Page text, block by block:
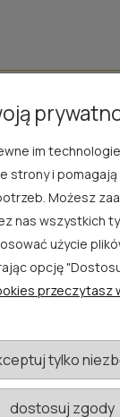
ROSA ĆWIK
SKLEP
EXTRA
im
strony i
Możesz
nas wszystkich
użycie
opcję
przeczytasz
tylko
dostosuj zgody